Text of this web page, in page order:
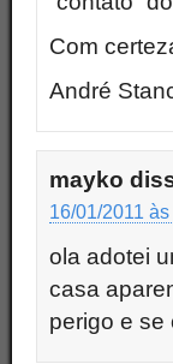
Com
André
mayko
16/01/2011
ola adotei
casa
perigo e se